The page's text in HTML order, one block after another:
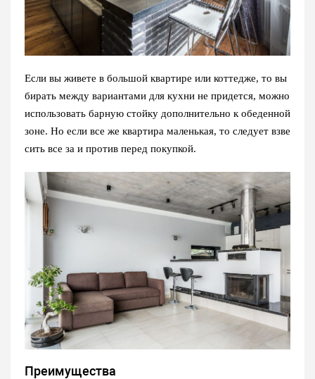
Если вы живете в большой квартире или коттедже, то вы
бирать между вариантами для кухни не придется, можно
использовать барную стойку дополнительно к обеденной
зоне. Но если все же квартира маленькая, то следует взве
сить все за и против перед покупкой.
Преимущества